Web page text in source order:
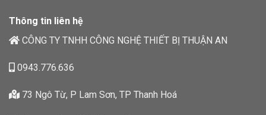
Thông tin liên hệ
CÔNG TY TNHH CÔNG NGHỆ THIẾT BỊ THUẬN AN
0943.776.636
73 Ngô Từ, P Lam Sơn, TP Thanh Hoá